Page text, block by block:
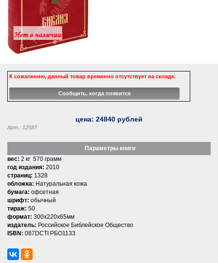
К сожалению, данный товар временно отсутствует на складе.
цена: 24840 рублей
Арт.: 12587
Параметры книги
вес: 2 кг 570 грамм
год издания: 2010
страниц: 1328
обложка: Натуральная кожа
бумага: офсетная
шрифт: обычный
тираж: 50
формат: 300x220x65мм
издатель: Российское Библейское Общество
ISBN: 087DCTI РБО1133